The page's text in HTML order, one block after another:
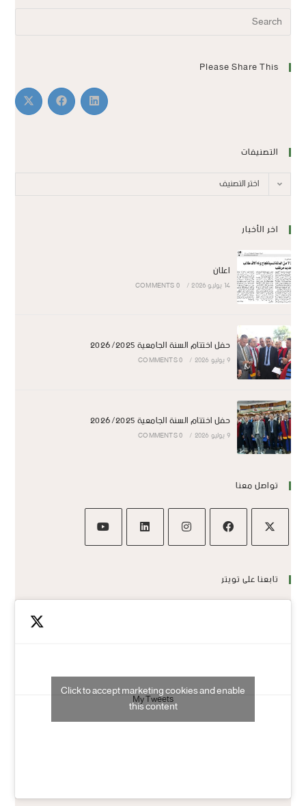
Please Share This
التصنيفات
اختر التصنيف
اخر الأخبار
اعلان
14 يوليو 2026 /
0 COMMENTS
حفل اختتام السنة الجامعية 2026/2025
9 يوليو 2026 /
0 COMMENTS
حفل اختتام السنة الجامعية 2026/2025
9 يوليو 2026 /
0 COMMENTS
تواصل معنا
تابعنا على تويتر
My Tweets
Click to accept marketing cookies and enable
this content